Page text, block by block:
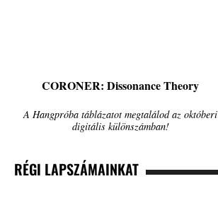
CORONER: Dissonance Theory
A Hangpróba táblázatot megtalálod az októberi
digitális különszámban!
RÉGI LAPSZÁMAINKAT